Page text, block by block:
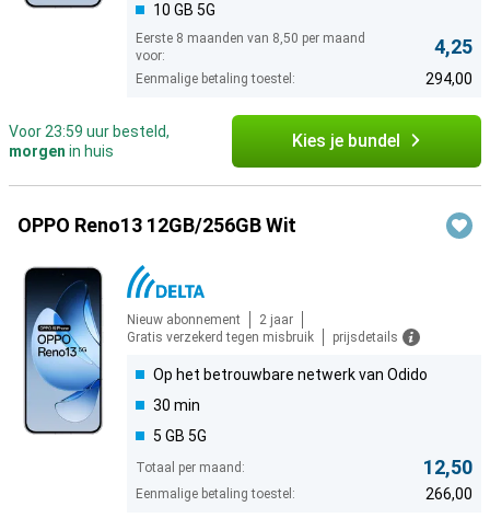
10 GB 5G
Eerste 8 maanden van 8,50 per maand
voor:
4,25
Eenmalige betaling toestel: 294,00
Voor 23:59 uur besteld,
morgen in huis Kies je bundel
OPPO Reno13 12GB/256GB Wit
Nieuw abonnement
2 jaar
Gratis verzekerd tegen misbruik
prijsdetails
Op het betrouwbare netwerk van Odido
30 min
5 GB 5G
Totaal per maand: 12,50
Eenmalige betaling toestel: 266,00